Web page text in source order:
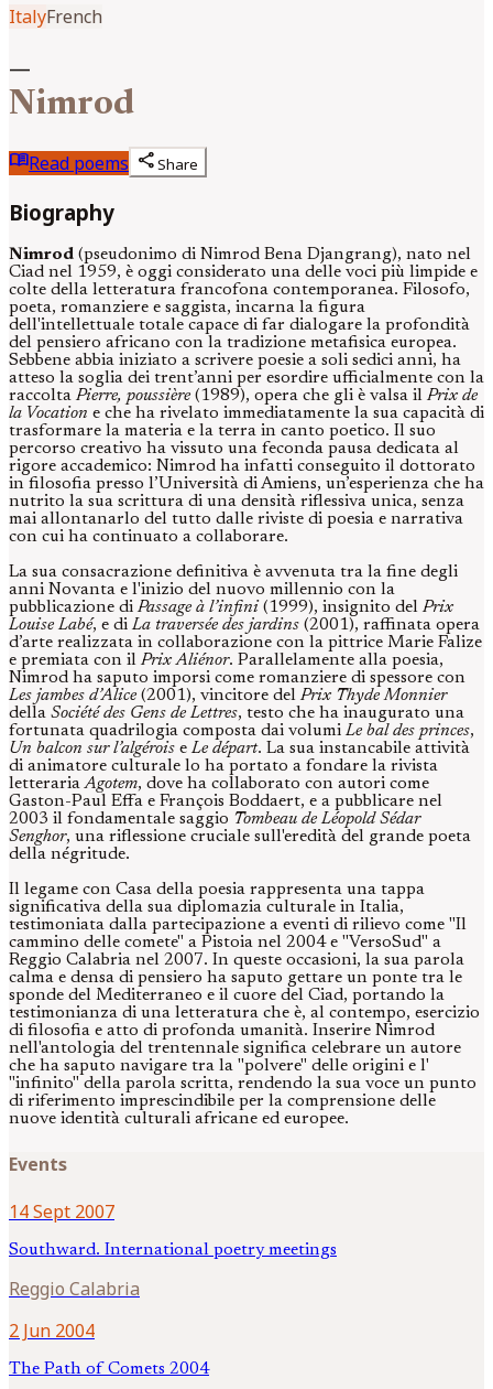
ItalyFrench
—
Nimrod
menu_bookRead poems shareShare
Biography
Nimrod (pseudonimo di Nimrod Bena Djangrang), nato nel
Ciad nel 1959, è oggi considerato una delle voci più limpide e
colte della letteratura francofona contemporanea. Filosofo,
poeta, romanziere e saggista, incarna la figura
dell'intellettuale totale capace di far dialogare la profondità
del pensiero africano con la tradizione metafisica europea.
Sebbene abbia iniziato a scrivere poesie a soli sedici anni, ha
atteso la soglia dei trent’anni per esordire ufficialmente con la
raccolta Pierre, poussière(1989), opera che gli è valsa il Prix de
la Vocation e che ha rivelato immediatamente la sua capacità di
trasformare la materia e la terra in canto poetico. Il suo
percorso creativo ha vissuto una feconda pausa dedicata al
rigore accademico: Nimrod ha infatti conseguito il dottorato
in filosofia presso l’Università di Amiens, un’esperienza che ha
nutrito la sua scrittura di una densità riflessiva unica, senza
mai allontanarlo del tutto dalle riviste di poesia e narrativa
con cui ha continuato a collaborare.
La sua consacrazione definitiva è avvenuta tra la fine degli
anni Novanta e l'inizio del nuovo millennio con la
pubblicazione di Passage à l’infini (1999), insignito del Prix
Louise Labé, e di La traversée des jardins (2001), raffinata opera
d’arte realizzata in collaborazione con la pittrice Marie Falize
e premiata con il Prix Aliénor. Parallelamente alla poesia,
Nimrod ha saputo imporsi come romanziere di spessore con
Les jambes d’Alice(2001), vincitore del Prix Thyde Monnier
della Société des Gens de Lettres, testo che ha inaugurato una
fortunata quadrilogia composta dai volumi Le bal des princes,
Un balcon sur l’algérois e Le départ. La sua instancabile attività
di animatore culturale lo ha portato a fondare la rivista
letterariaAgotem, dove ha collaborato con autori come
Gaston-Paul Effa e François Boddaert, e a pubblicare nel
2003 il fondamentale saggio Tombeau de Léopold Sédar
Senghor, una riflessione cruciale sull'eredità del grande poeta
della négritude.
Il legame con Casa della poesia rappresenta una tappa
significativa della sua diplomazia culturale in Italia,
testimoniata dalla partecipazione a eventi di rilievo come "Il
cammino delle comete" a Pistoia nel 2004 e "VersoSud" a
Reggio Calabria nel 2007. In queste occasioni, la sua parola
calma e densa di pensiero ha saputo gettare un ponte tra le
sponde del Mediterraneo e il cuore del Ciad, portando la
testimonianza di una letteratura che è, al contempo, esercizio
di filosofia e atto di profonda umanità. Inserire Nimrod
nell'antologia del trentennale significa celebrare un autore
che ha saputo navigare tra la "polvere" delle origini e l'
"infinito" della parola scritta, rendendo la sua voce un punto
di riferimento imprescindibile per la comprensione delle
nuove identità culturali africane ed europee.
Events
14 Sept 2007
Southward. International poetry meetings
Reggio Calabria
2 Jun 2004
The Path of Comets 2004